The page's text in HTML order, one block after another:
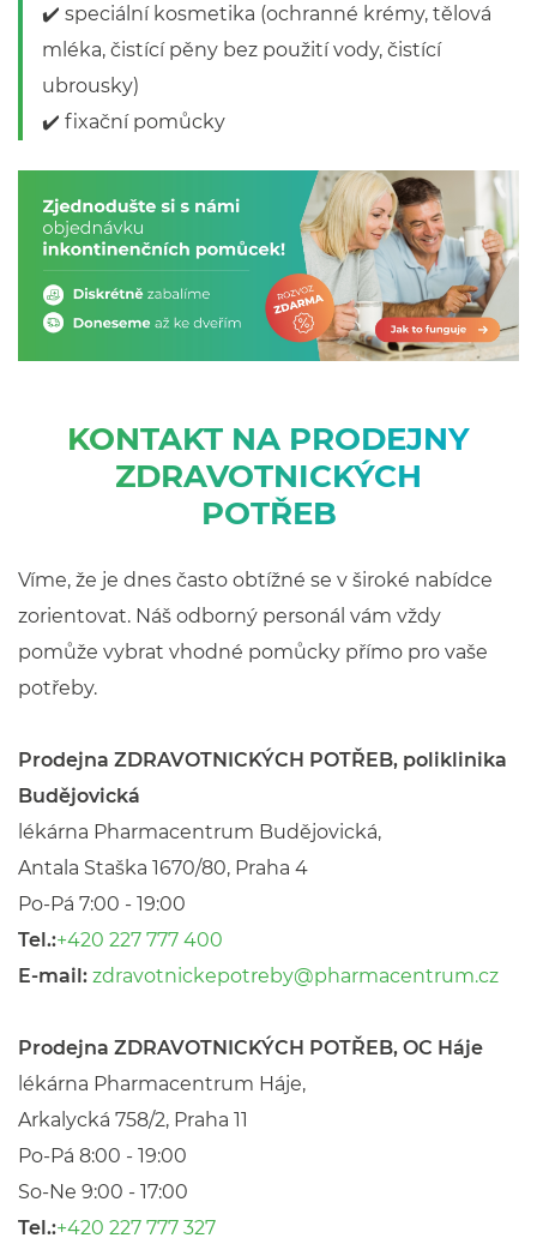
✔️ speciální kosmetika (ochranné krémy, tělová
mléka, čistící pěny bez použití vody, čistící
ubrousky)
✔️ fixační pomůcky
KONTAKT NA PRODEJNY
ZDRAVOTNICKÝCH
POTŘEB
Víme, že je dnes často obtížné se v široké nabídce
zorientovat. Náš odborný personál vám vždy
pomůže vybrat vhodné pomůcky přímo pro vaše
potřeby.
Prodejna ZDRAVOTNICKÝCH POTŘEB, poliklinika
Budějovická
lékárna Pharmacentrum Budějovická,
Antala Staška 1670/80, Praha 4
Po-Pá 7:00 - 19:00
Tel.:+420 227 777 400
E-mail: zdravotnickepotreby@pharmacentrum.cz
Prodejna ZDRAVOTNICKÝCH POTŘEB, OC Háje
lékárna Pharmacentrum Háje,
Arkalycká 758/2, Praha 11
Po-Pá 8:00 - 19:00
So-Ne 9:00 - 17:00
Tel.:+420 227 777 327